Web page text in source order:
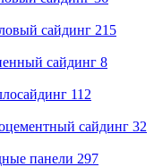
сайдинг 215
сайдинг 8
112
сайдинг 32
панели 297